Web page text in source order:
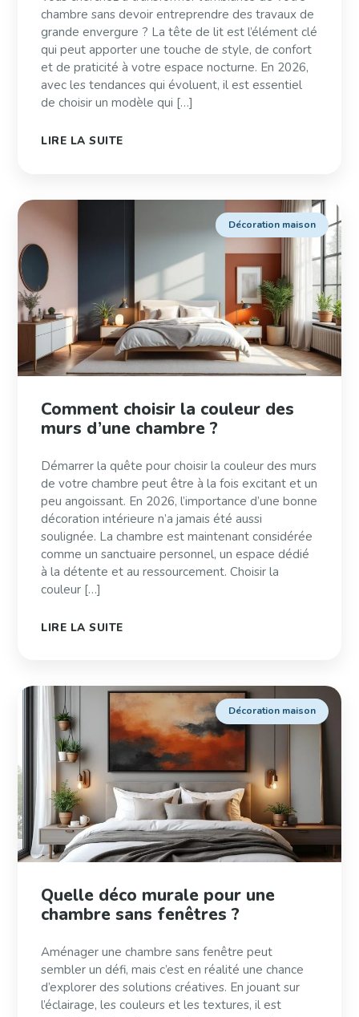
chambre sans devoir entreprendre des travaux de
grande envergure ? La tête de lit est l’élément clé
qui peut apporter une touche de style, de confort
et de praticité à votre espace nocturne. En 2026,
avec les tendances qui évoluent, il est essentiel
de choisir un modèle qui […]
LIRE LA SUITE
Décoration maison
Comment choisir la couleur des
murs d’une chambre ?
Démarrer la quête pour choisir la couleur des murs
de votre chambre peut être à la fois excitant et un
peu angoissant. En 2026, l’importance d’une bonne
décoration intérieure n’a jamais été aussi
soulignée. La chambre est maintenant considérée
comme un sanctuaire personnel, un espace dédié
à la détente et au ressourcement. Choisir la
couleur […]
LIRE LA SUITE
Décoration maison
Quelle déco murale pour une
chambre sans fenêtres ?
Aménager une chambre sans fenêtre peut
sembler un défi, mais c’est en réalité une chance
d’explorer des solutions créatives. En jouant sur
l’éclairage, les couleurs et les textures, il est